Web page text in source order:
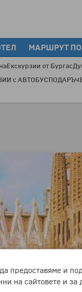
МАРШРУТ
Екскурзии от Бургас
с АВТОБУС
предоставяме и
на сайтовете и